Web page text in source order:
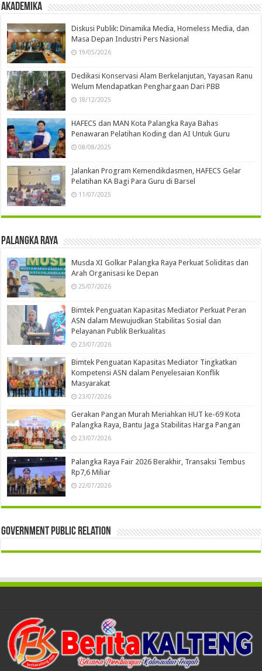
Akademika
Diskusi Publik: Dinamika Media, Homeless Media, dan
Masa Depan Industri Pers Nasional
19/05/2026
Dedikasi Konservasi Alam Berkelanjutan, Yayasan Ranu
Welum Mendapatkan Penghargaan Dari PBB
18/12/2025
HAFECS dan MAN Kota Palangka Raya Bahas
Penawaran Pelatihan Koding dan AI Untuk Guru
08/08/2025
Jalankan Program Kemendikdasmen, HAFECS Gelar
Pelatihan KA Bagi Para Guru di Barsel
11/07/2025
Palangka Raya
Musda XI Golkar Palangka Raya Perkuat Soliditas dan
Arah Organisasi ke Depan
25/07/2026
Bimtek Penguatan Kapasitas Mediator Perkuat Peran
ASN dalam Mewujudkan Stabilitas Sosial dan
Pelayanan Publik Berkualitas
23/07/2026
Bimtek Penguatan Kapasitas Mediator Tingkatkan
Kompetensi ASN dalam Penyelesaian Konflik
Masyarakat
23/07/2026
Gerakan Pangan Murah Meriahkan HUT ke-69 Kota
Palangka Raya, Bantu Jaga Stabilitas Harga Pangan
23/07/2026
Palangka Raya Fair 2026 Berakhir, Transaksi Tembus
Rp7,6 Miliar
22/07/2026
Government Public Relation